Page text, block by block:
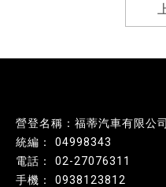
營登名稱：福蒂汽車有限公司
04998343
02-27076311
0938123812